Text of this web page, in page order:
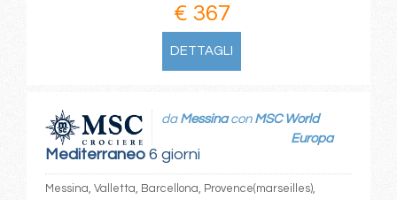
€ 367
DETTAGLI
Mediterraneo6 giorni
da Messinacon MSC World
Europa
Messina, Valletta, Barcellona, Provence(marseilles),